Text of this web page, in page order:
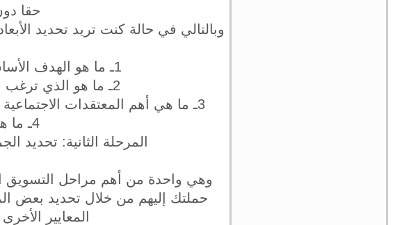
حقا
وبالتالي في حالة كنت تريد تحديد
1ـ ما هو الهدف الأساسي من التسويق الاجتماعي للعلامة التجارية؟
2ـ ما هو الذي ترغب في أن تغيره في سلوك الجمهور المستهدف؟
3ـ ما هي أهم المعتقدات الاجتماعية الخاطئة التي تهدف الحملة التسويقية إلى تغييرها أو إزالتها؟
4ـ ما هو السلوك المراد الوصول إليه؟
المرحلة الثانية: تحديد
وهي واحدة من أهم مراحل التسويق
حملتك إليهم من خلال تحديد بعض
المعايير